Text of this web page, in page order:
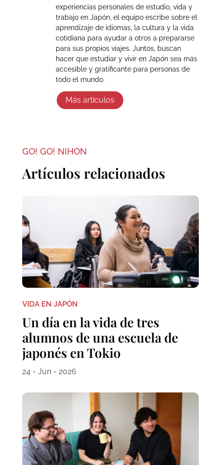
experiencias personales de estudio, vida y
trabajo en Japón, el equipo escribe sobre el
aprendizaje de idiomas, la cultura y la vida
cotidiana para ayudar a otros a prepararse
para sus propios viajes. Juntos, buscan
hacer que estudiar y vivir en Japón sea más
accesible y gratificante para personas de
todo el mundo.
Más artículos
GO! GO! NIHON
Artículos relacionados
VIDA EN JAPÓN
Un día en la vida de tres
alumnos de una escuela de
japonés en Tokio
24 - Jun - 2026